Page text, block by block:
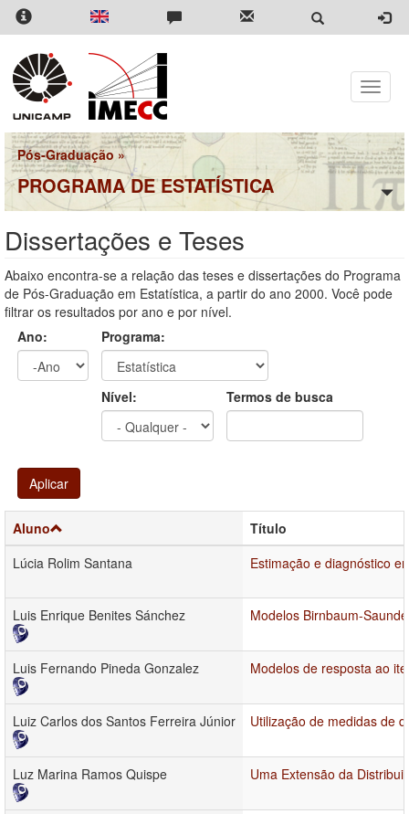
Pular
para
conteúdo
principal
Toggle
Pós-Graduação »
PROGRAMA DE ESTATÍSTICA
Dissertações e Teses
Abaixo encontra-se a relação das teses e dissertações do Programa
de Pós-Graduação em Estatística, a partir do ano 2000. Você pode
filtrar os resultados por ano e por nível.
Ano:
Programa:
Nível: Termos de busca
Aplicar
Aluno
Título
Lúcia Rolim Santana
Estimação e diagnóstico
Luis Enrique Benites Sánchez Modelos Birnbaum-
Luis Fernando Pineda Gonzalez Modelos de resposta ao
Luiz Carlos dos Santos Ferreira Júnior Utilização de medidas de
Luz Marina Ramos Quispe Uma Extensão da